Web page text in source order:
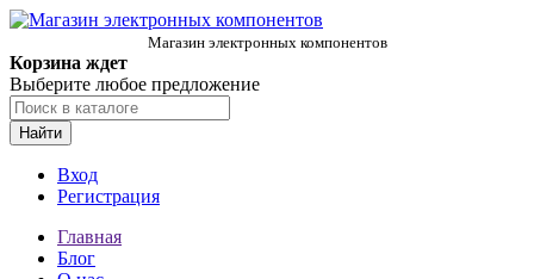
Магазин электронных компонентов
Корзина ждет
Выберите любое предложение
Найти
Вход
Регистрация
Главная
Блог